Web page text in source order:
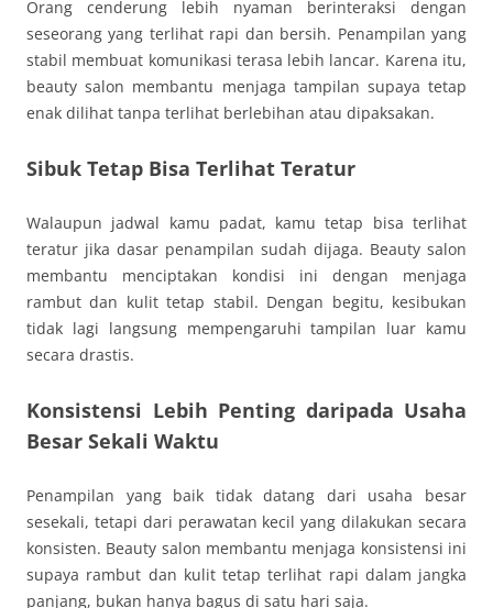
Orang cenderung lebih nyaman berinteraksi dengan
seseorang yang terlihat rapi dan bersih. Penampilan yang
stabil membuat komunikasi terasa lebih lancar. Karena itu,
beauty salon membantu menjaga tampilan supaya tetap
enak dilihat tanpa terlihat berlebihan atau dipaksakan.
Sibuk Tetap Bisa Terlihat Teratur
Walaupun jadwal kamu padat, kamu tetap bisa terlihat
teratur jika dasar penampilan sudah dijaga. Beauty salon
membantu menciptakan kondisi ini dengan menjaga
rambut dan kulit tetap stabil. Dengan begitu, kesibukan
tidak lagi langsung mempengaruhi tampilan luar kamu
secara drastis.
Konsistensi Lebih Penting daripada Usaha
Besar Sekali Waktu
Penampilan yang baik tidak datang dari usaha besar
sesekali, tetapi dari perawatan kecil yang dilakukan secara
konsisten. Beauty salon membantu menjaga konsistensi ini
supaya rambut dan kulit tetap terlihat rapi dalam jangka
panjang, bukan hanya bagus di satu hari saja.